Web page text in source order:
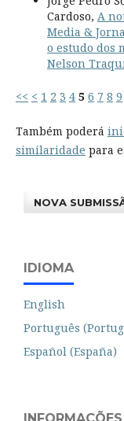
Cardoso, A
Media &
o estudo dos
Nelson
<< < 1 2 3 4 5 6 7 8 9
Também poderá
similaridade para
NOVA
IDIOMA
English
Português
Español (España)